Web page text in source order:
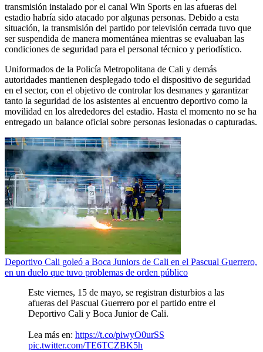
transmisión instalado por el canal Win Sports en las afueras del
estadio habría sido atacado por algunas personas. Debido a esta
situación, la transmisión del partido por televisión cerrada tuvo que
ser suspendida de manera momentánea mientras se evaluaban las
condiciones de seguridad para el personal técnico y periodístico.
Uniformados de la Policía Metropolitana de Cali y demás
autoridades mantienen desplegado todo el dispositivo de seguridad
en el sector, con el objetivo de controlar los desmanes y garantizar
tanto la seguridad de los asistentes al encuentro deportivo como la
movilidad en los alrededores del estadio. Hasta el momento no se ha
entregado un balance oficial sobre personas lesionadas o capturadas.
Deportivo Cali goleó a Boca Juniors de Cali en el Pascual Guerrero,
en un duelo que tuvo problemas de orden público
Este viernes, 15 de mayo, se registran disturbios a las
afueras del Pascual Guerrero por el partido entre el
Deportivo Cali y Boca Junior de Cali.
Lea más en: https://t.co/piwyO0urSS
pic.twitter.com/TE6TCZBK5h